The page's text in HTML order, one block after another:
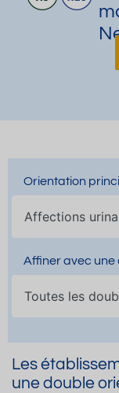
Orientation
Affiner avec une
Les
une double